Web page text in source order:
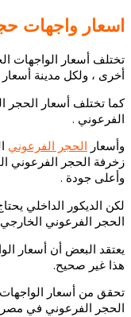
اسعار واجهات
تختلف أسعار الواجهات
أخرى ، ولكل مدينة
كما تختلف أسعار الحجر
الفرعوني .
وأسعار الحجر الفرعوني
زخرفة الحجر الفرعوني
وأعلى جودة .
لكن الديكور الداخلي
الحجر الفرعوني
يعتقد البعض أن أسعار
هذا غير صحيح.
تحقق من أسعار
الحجر الفرعوني في مصر